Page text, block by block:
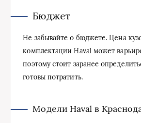
Бюджет
Не забывайте о бюджете. Цена
комплектации Haval может
поэтому стоит заранее
готовы потратить.
Модели Haval в